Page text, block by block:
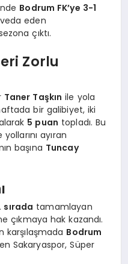
Bodrum FK’ye 3-1
eden
çıktı.
Zorlu
Taner Taşkın ile yola
bir galibiyet, iki
5 puan topladı. Bu
ayıran
başına Tuncay
sırada tamamlayan
çıkmaya hak kazandı.
karşılaşmada Bodrum
Sakaryaspor, Süper